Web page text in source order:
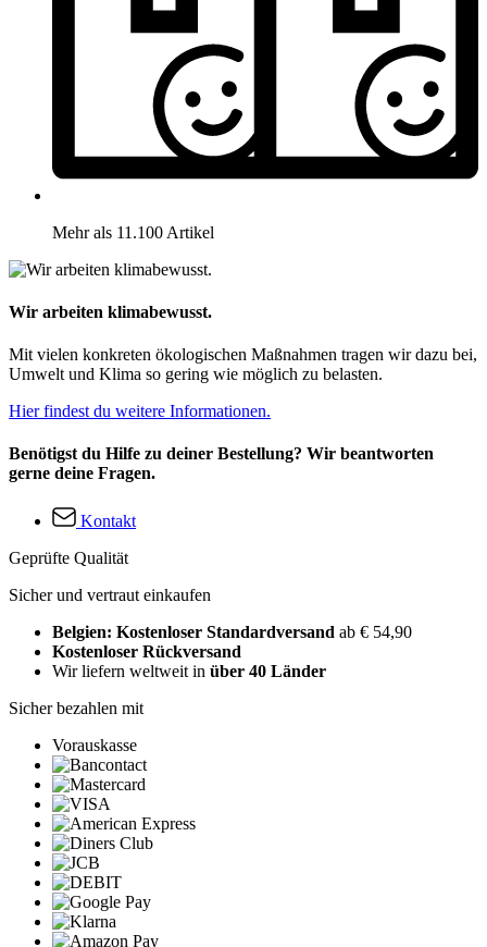
Mehr als 11.100 Artikel
Wir arbeiten klimabewusst.
Mit vielen konkreten ökologischen Maßnahmen tragen wir dazu bei,
Umwelt und Klima so gering wie möglich zu belasten.
Hier findest du weitere Informationen.
Benötigst du Hilfe zu deiner Bestellung? Wir beantworten
gerne deine Fragen.
Kontakt
Geprüfte Qualität
Sicher und vertraut einkaufen
Belgien: Kostenloser Standardversand ab € 54,90
Kostenloser Rückversand
Wir liefern weltweit in über 40 Länder
Sicher bezahlen mit
Vorauskasse